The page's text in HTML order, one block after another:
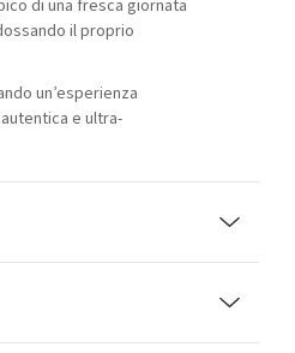
di una fresca giornata
il proprio
un’esperienza
e ultra-